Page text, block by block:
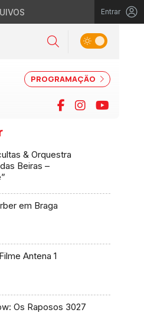
Entrar
Pesquisar
Alternar tema
PROGRAMAÇÃO
Facebook
Instagram
& Orquestra
Beiras –
em Braga
Antena 1
Os Raposos 3027